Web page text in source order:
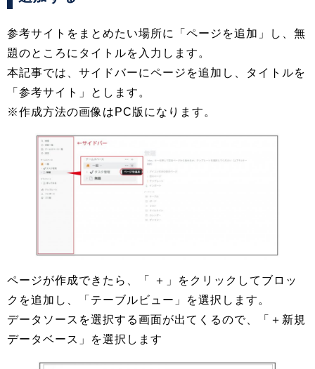
参考サイトをまとめたい場所に「ページを追加」し、無
題のところにタイトルを入力します。
本記事では、サイドバーにページを追加し、タイトルを
「参考サイト」とします。
※作成方法の画像はPC版になります。
ページが作成できたら、「 ＋」をクリックしてブロッ
クを追加し、「テーブルビュー」を選択します。
データソースを選択する画面が出てくるので、「＋新規
データベース」を選択します